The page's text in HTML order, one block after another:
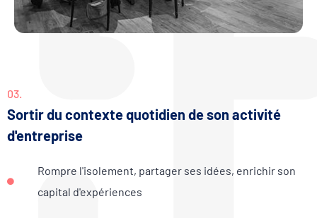
03.
Sortir du contexte quotidien de son activité
d'entreprise
Rompre l'isolement, partager ses idées, enrichir son
capital d'expériences